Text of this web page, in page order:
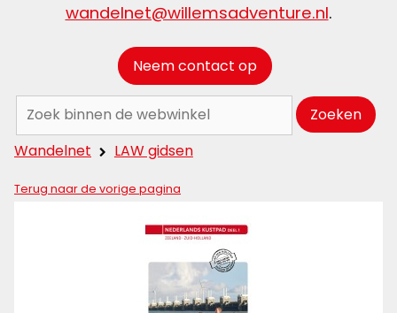
wandelnet@willemsadventure.nl.
Neem contact op
Zoeken:
Zoeken
Wandelnet
LAW gidsen
Terug naar de vorige pagina